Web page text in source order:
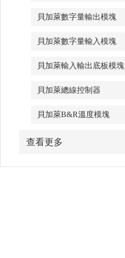
貝加萊數字量輸出模塊
貝加萊數字量輸入模塊
貝加萊輸入輸出底板模塊
貝加萊總線控制器
貝加萊B&R溫度模塊
查看更多